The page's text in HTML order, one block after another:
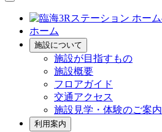
ホーム
施設について
施設が目指すもの
施設概要
フロアガイド
交通アクセス
施設見学・体験のご案内
利用案内